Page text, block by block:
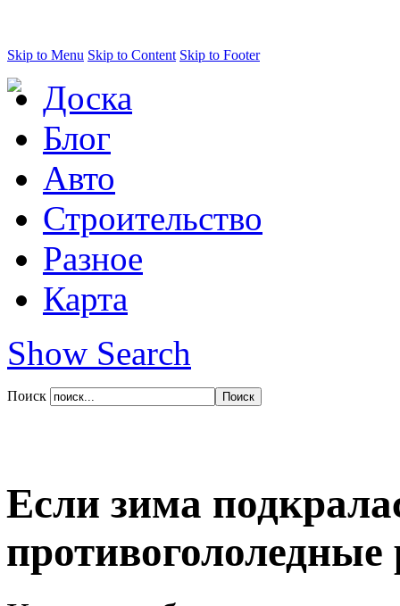
Skip to Menu Skip to Content Skip to Footer
Доска
Блог
Авто
Строительство
Разное
Карта
Show Search
Поиск
Если зима
противогололедные